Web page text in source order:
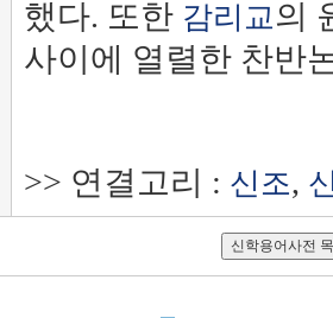
했다. 또한 감리교의
사이에 열렬한 찬반
>> 연결고리 : 신조,